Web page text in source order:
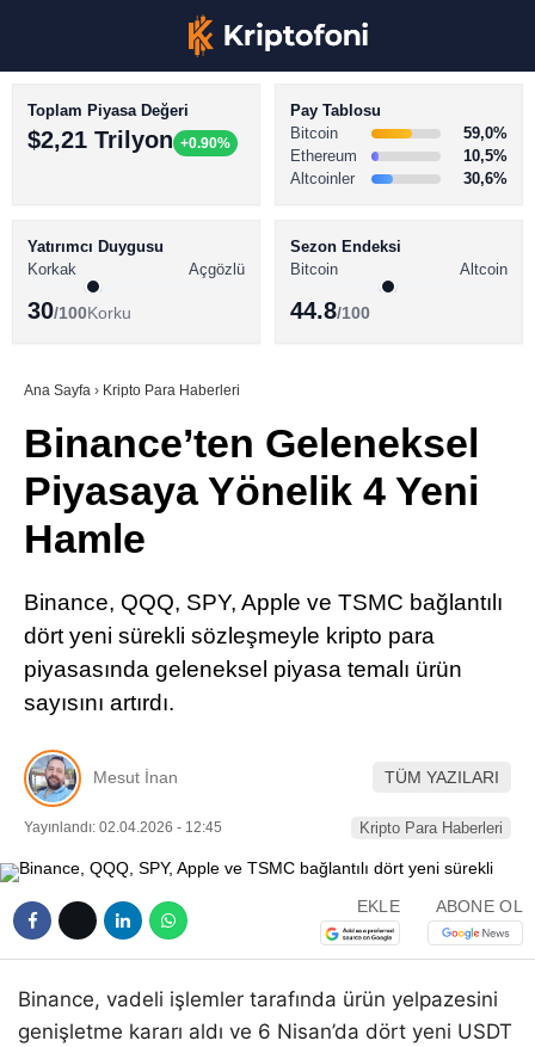
Youtube
TikTok
LinkedIn
BİTCOİN HABERLERİ
ALTCOİN HABERLERİ
SÖZLÜK
Toplam Piyasa Değeri
$2,21 Trilyon +0.90%
Pay Tablosu
Bitcoin
59,0%
Ethereum
10,5%
Altcoinler
30,6%
Yatırımcı Duygusu
Korkak
Açgözlü
30/100Korku
Sezon Endeksi
Bitcoin
Altcoin
44.8/100
Ana Sayfa › Kripto Para Haberleri
Binance’ten Geleneksel
Piyasaya Yönelik 4 Yeni
Hamle
Binance, QQQ, SPY, Apple ve TSMC bağlantılı
dört yeni sürekli sözleşmeyle kripto para
piyasasında geleneksel piyasa temalı ürün
sayısını artırdı.
Mesut İnan TÜM YAZILARI
Yayınlandı: 02.04.2026 - 12:45 Kripto Para Haberleri
EKLE ABONE OL
Binance, vadeli işlemler tarafında ürün yelpazesini
genişletme kararı aldı ve 6 Nisan’da dört yeni USDT